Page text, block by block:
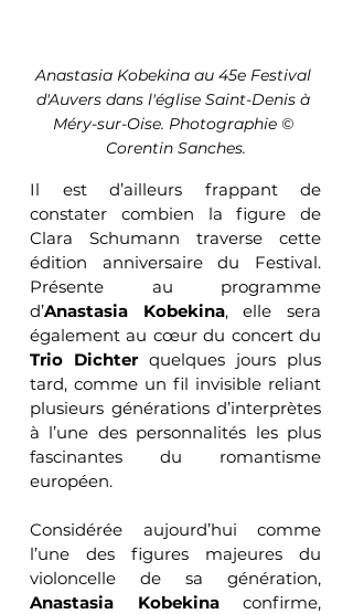
Anastasia Kobekina au 45e Festival
d'Auvers dans l'église Saint-Denis à
Méry-sur-Oise. Photographie ©
Corentin Sanches.
Il est d’ailleurs frappant de
constater combien la figure de
Clara Schumann traverse cette
édition anniversaire du Festival.
Présente au programme
d’Anastasia Kobekina, elle sera
Trio Dichter quelques jours plus
tard, comme un fil invisible reliant
plusieurs générations d’interprètes
à l’une des personnalités les plus
fascinantes du romantisme
européen.
Considérée aujourd’hui comme
l’une des figures majeures du
Anastasia Kobekina confirme,